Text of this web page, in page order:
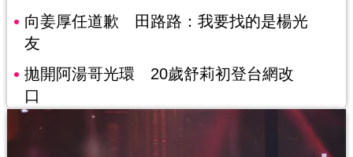
向姜厚任道歉 田路路：我要找的是楊光
友
拋開阿湯哥光環 20歲舒莉初登台網改
口